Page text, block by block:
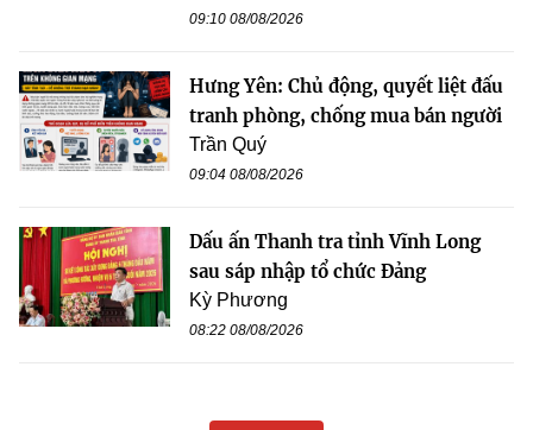
09:10 08/08/2026
Hưng Yên: Chủ động, quyết liệt đấu
tranh phòng, chống mua bán người
Trần Quý
09:04 08/08/2026
Dấu ấn Thanh tra tỉnh Vĩnh Long
sau sáp nhập tổ chức Đảng
Kỳ Phương
08:22 08/08/2026